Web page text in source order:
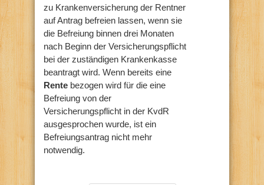
zu Krankenversicherung der Rentner
auf Antrag befreien lassen, wenn sie
die Befreiung binnen drei Monaten
nach Beginn der Versicherungspflicht
bei der zuständigen Krankenkasse
beantragt wird. Wenn bereits eine
Rente bezogen wird für die eine
Befreiung von der
Versicherungspflicht in der KvdR
ausgesprochen wurde, ist ein
Befreiungsantrag nicht mehr
notwendig.